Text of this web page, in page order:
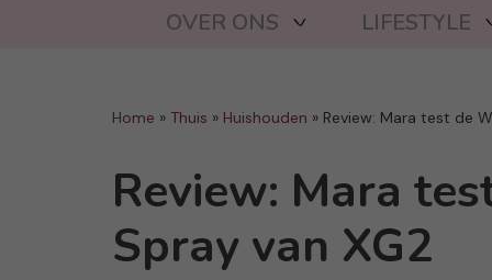
OVER ONS LIFESTYLE
Home » Thuis » Huishouden » Review: Mara test de
Review: Mara
Spray van XG2